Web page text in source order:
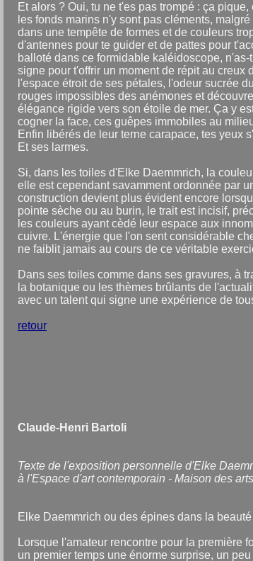
Et alors ? Oui, tu ne t'es pas trompé : ça
les fonds marins n'y sont pas cléments,
dans une tempête de formes et de couleurs
d'antennes pour te guider et de pattes pour
balloté dans ce formidable kaléidoscope,
signe pour t'offrir un moment de répit au creux
l'espace étroit de ses pétales, l'odeur sucrée
rouges impossibles des anémones et
élégance rigide vers son étoile de mer. Ça y
cogner la face, ces guêpes immobiles au
Enfin libérés de leur terne carapace, tes yeux
Et ses larmes.
Si, dans les toiles d'Elke Daemmrich, la
elle est cependant savamment ordonnée par
construction devient plus évident encore
pointe sèche ou au burin, le trait est incisif,
les couleurs ayant cèdé leur espace aux
cuivre. L'énergie que l'on sent considérable
ne faiblit jamais au cours de ce véritable
Dans ses toiles comme dans ses gravures, à
la botanique ou les thèmes brûlants de
avec un talent qui signe une expérience de
retour
Claude-Henri Bartoli
Texte de l'exposition personnelle d'Elke
à l'Espace d'art contemporain - Maison des
Elke Daemmrich ou des épines dans la beauté
Lorsque l'amateur rencontre pour la première
un premier temps une énorme surprise, un